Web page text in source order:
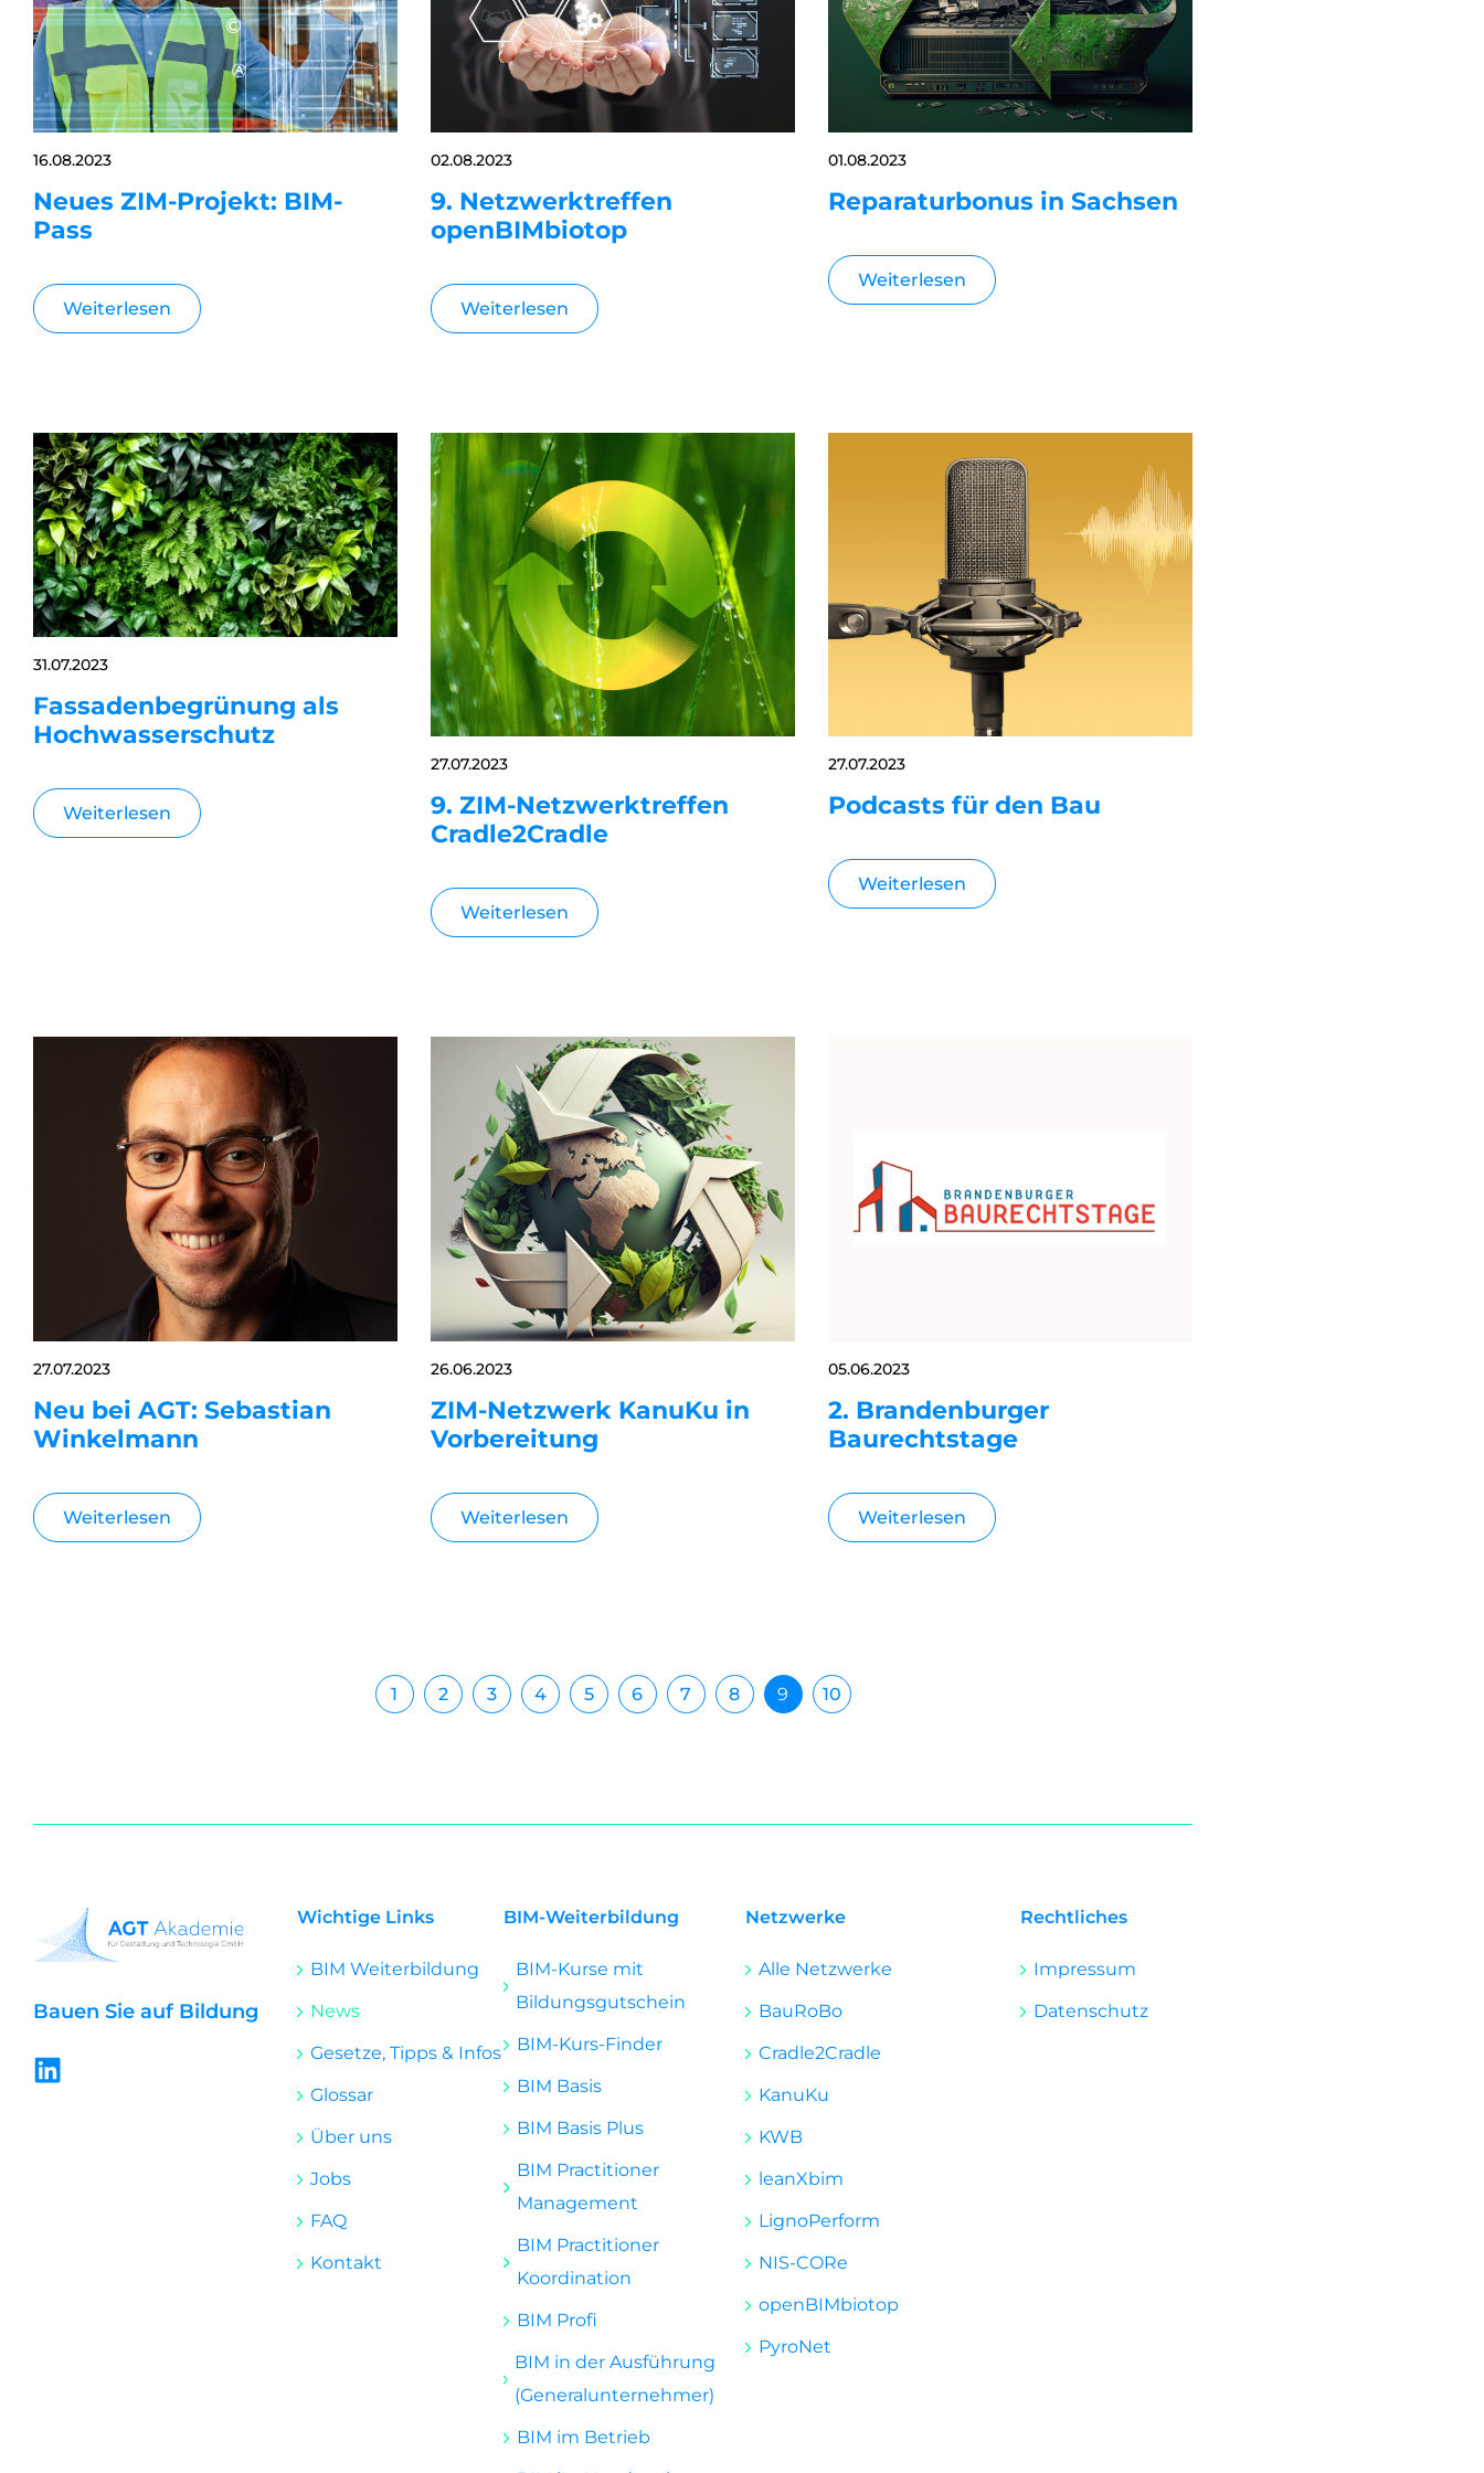
16.08.2023
Neues ZIM-Projekt: BIM-
Pass
Weiterlesen
02.08.2023
9. Netzwerktreffen
openBIMbiotop
Weiterlesen
01.08.2023
Reparaturbonus in Sachsen
Weiterlesen
31.07.2023
Fassadenbegrünung als
Hochwasserschutz
Weiterlesen
27.07.2023
9. ZIM-Netzwerktreffen
Cradle2Cradle
Weiterlesen
27.07.2023
Podcasts für den Bau
Weiterlesen
27.07.2023
Neu bei AGT: Sebastian
Winkelmann
Weiterlesen
26.06.2023
ZIM-Netzwerk KanuKu in
Vorbereitung
Weiterlesen
05.06.2023
2. Brandenburger
Baurechtstage
Weiterlesen
1 2 3 4 5 6 7 8 9 10
Bauen Sie auf Bildung
L
Wichtige Links
BIM Weiterbildung
News
Gesetze, Tipps & Infos
Glossar
Über uns
Jobs
FAQ
Kontakt
BIM-Weiterbildung
BIM-Kurse mit
Bildungsgutschein
BIM-Kurs-Finder
BIM Basis
BIM Basis Plus
BIM Practitioner
Management
BIM Practitioner
Koordination
BIM Profi
BIM in der Ausführung
(Generalunternehmer)
BIM im Betrieb
Netzwerke
Alle Netzwerke
BauRoBo
Cradle2Cradle
KanuKu
KWB
leanXbim
LignoPerform
NIS-CORe
openBIMbiotop
PyroNet
Rechtliches
Impressum
Datenschutz